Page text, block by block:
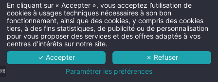
Martin's Hotels
L'hôtel
Chambres
Services
En cliquant sur « Accepter », vous acceptez l’utilisation de
cookies à usages techniques nécessaires à son bon
fonctionnement, ainsi que des cookies, y compris des cookies
tiers, à des fins statistiques, de publicité ou de personnalisation
pour vous proposer des services et des offres adaptés à vos
centres d’intérêts sur notre site.
✓ Accepter
✗ Refuser
Paramétrer les préférences